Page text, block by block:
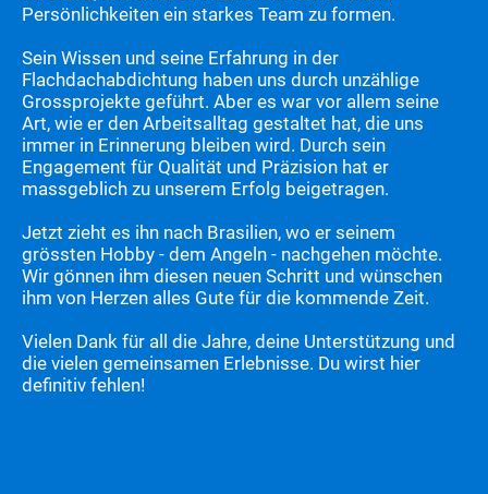
Persönlichkeiten ein starkes Team zu formen.
Sein Wissen und seine Erfahrung in der
Flachdachabdichtung haben uns durch unzählige
Grossprojekte geführt. Aber es war vor allem seine
Art, wie er den Arbeitsalltag gestaltet hat, die uns
immer in Erinnerung bleiben wird. Durch sein
Engagement für Qualität und Präzision hat er
massgeblich zu unserem Erfolg beigetragen.
Jetzt zieht es ihn nach Brasilien, wo er seinem
grössten Hobby - dem Angeln - nachgehen möchte.
Wir gönnen ihm diesen neuen Schritt und wünschen
ihm von Herzen alles Gute für die kommende Zeit.
Vielen Dank für all die Jahre, deine Unterstützung und
die vielen gemeinsamen Erlebnisse. Du wirst hier
definitiv fehlen!